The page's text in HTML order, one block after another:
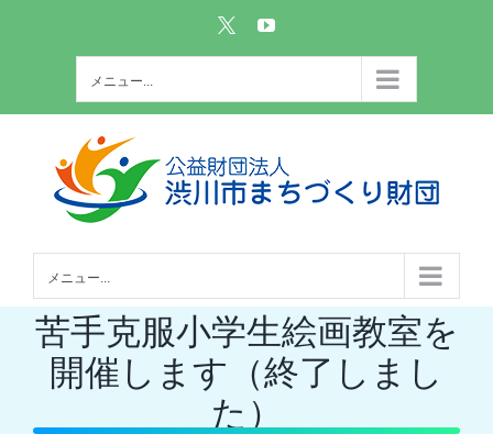
CustomYouTube
メニュー...
メニュー...
苦手克服小学生絵画教室を
開催します（終了しまし
た）